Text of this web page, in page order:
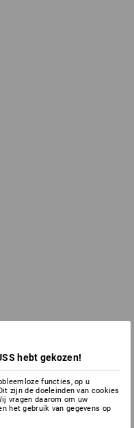
hebt gekozen!
functies, op u
zijn de doeleinden van cookies
vragen daarom om uw
het gebruik van gegevens op